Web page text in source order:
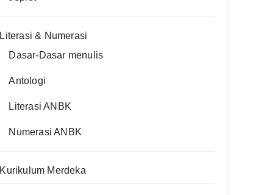
Literasi & Numerasi
Dasar-Dasar menulis
Antologi
Literasi ANBK
Numerasi ANBK
Kurikulum Merdeka